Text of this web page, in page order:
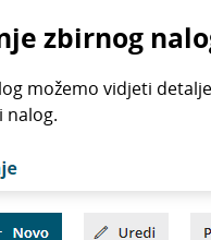
zbirnog
možemo vidjeti
nalog.